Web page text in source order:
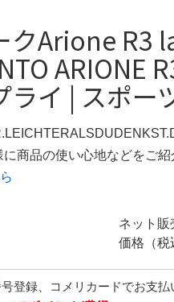
クArione R3
ARIONE
ライ | スポー
商品の使い心地などをご紹
ネット販
価格（税
登録、コメリカードでお支払